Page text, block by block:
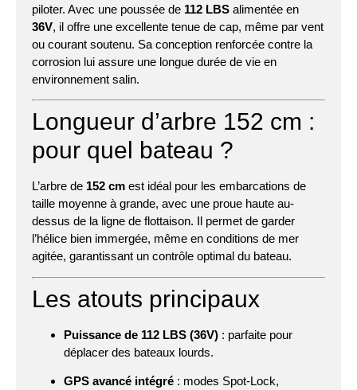
piloter. Avec une poussée de 112 LBS alimentée en
36V, il offre une excellente tenue de cap, même par vent
ou courant soutenu. Sa conception renforcée contre la
corrosion lui assure une longue durée de vie en
environnement salin.
Longueur d’arbre 152 cm :
pour quel bateau ?
L’arbre de 152 cm est idéal pour les embarcations de
taille moyenne à grande, avec une proue haute au-
dessus de la ligne de flottaison. Il permet de garder
l’hélice bien immergée, même en conditions de mer
agitée, garantissant un contrôle optimal du bateau.
Les atouts principaux
Puissance de 112 LBS (36V) : parfaite pour
déplacer des bateaux lourds.
GPS avancé intégré : modes Spot-Lock,